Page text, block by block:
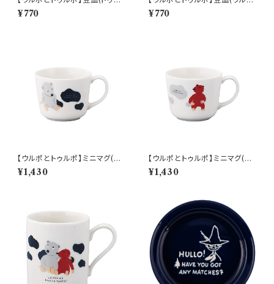
ポ)【ULP10】
¥770
とトゥルポ)【ULP10】
¥770
【ウルポとトゥルポ】ミニマグ(ウ
ルポ)【ULP10】
¥1,430
【ウルポとトゥルポ】ミニマグ(ト
ゥルポ)【ULP10】
¥1,430